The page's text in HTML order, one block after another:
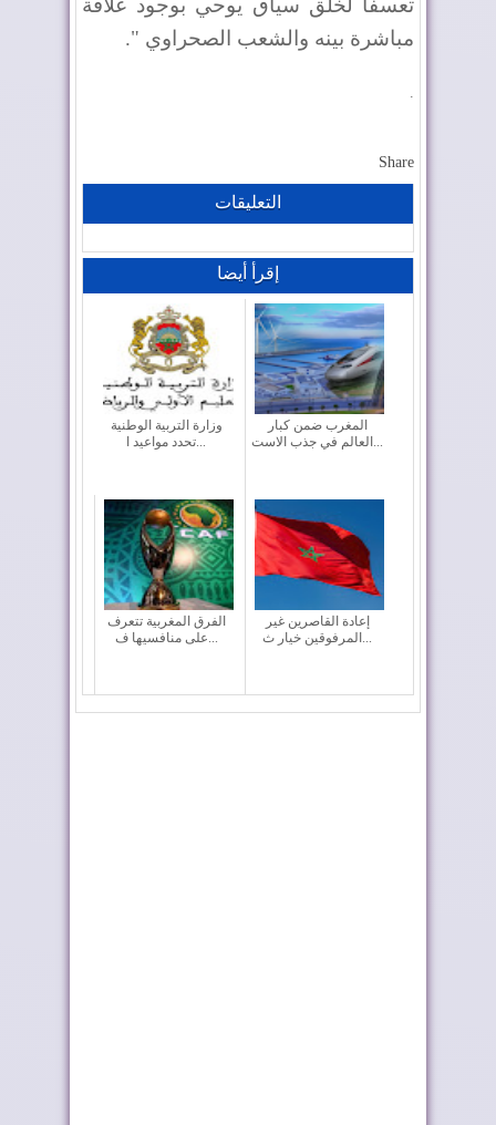
تعسفا لخلق سياق يوحي بوجود علاقة
مباشرة بينه والشعب الصحراوي ".
Share
التعليقات
إقرأ أيضا
وزارة التربية الوطنية
تحدد مواعيد ا...
المغرب ضمن كبار
العالم في جذب الاست...
الفرق المغربية تتعرف
على منافسيها ف...
إعادة القاصرين غير
المرفوقين خيار ث...